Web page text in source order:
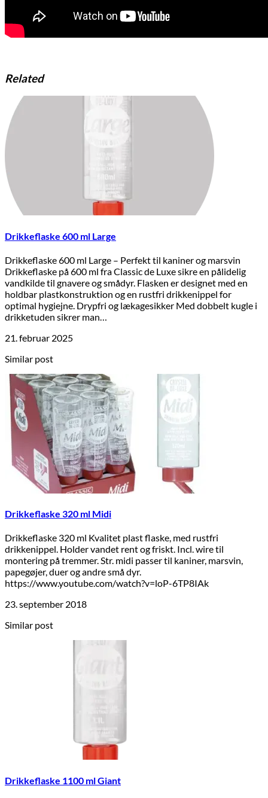
Related
Drikkeflaske 600 ml Large
Drikkeflaske 600 ml Large – Perfekt til kaniner og marsvin
Drikkeflaske på 600 ml fra Classic de Luxe sikre en pålidelig
vandkilde til gnavere og smådyr. Flasken er designet med en
holdbar plastkonstruktion og en rustfri drikkenippel for
optimal hygiejne. Drypfri og lækagesikker Med dobbelt kugle i
drikketuden sikrer man…
21. februar 2025
Similar post
Drikkeflaske 320 ml Midi
Drikkeflaske 320 ml Kvalitet plast flaske, med rustfri
drikkenippel. Holder vandet rent og friskt. Incl. wire til
montering på tremmer. Str. midi passer til kaniner, marsvin,
papegøjer, duer og andre små dyr.
https://www.youtube.com/watch?v=loP-6TP8IAk
23. september 2018
Similar post
Drikkeflaske 1100 ml Giant